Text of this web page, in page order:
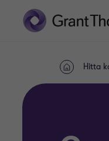
HemHitta